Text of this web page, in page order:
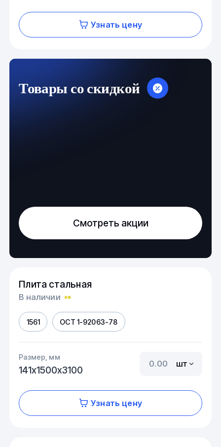
Узнать цену
Товары со скидкой
Смотреть акции
Плита стальная
В наличии
1561 ОСТ 1-92063-78
Размер, мм
141х1500х3100
шт
Узнать цену